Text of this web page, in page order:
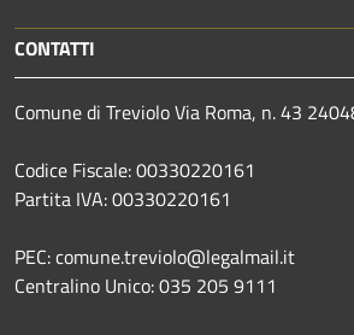
CONTATTI
Comune di Treviolo Via Roma, n. 43
Codice Fiscale: 00330220161
Partita IVA: 00330220161
PEC: comune.treviolo@legalmail.it
Centralino Unico:035 205 9111